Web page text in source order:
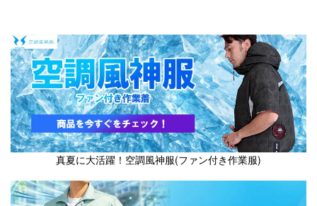
真夏に大活躍！空調風神服(ファン付き作業服)